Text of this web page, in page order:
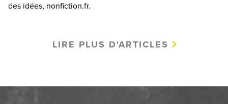
des idées, nonfiction.fr.
LIRE PLUS D'ARTICLES